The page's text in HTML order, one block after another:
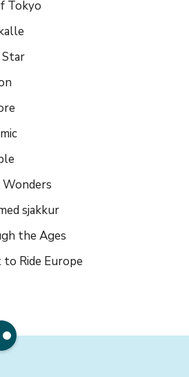
Tokyo
Star
Wonders
sjakkur
the Ages
Ride Europe